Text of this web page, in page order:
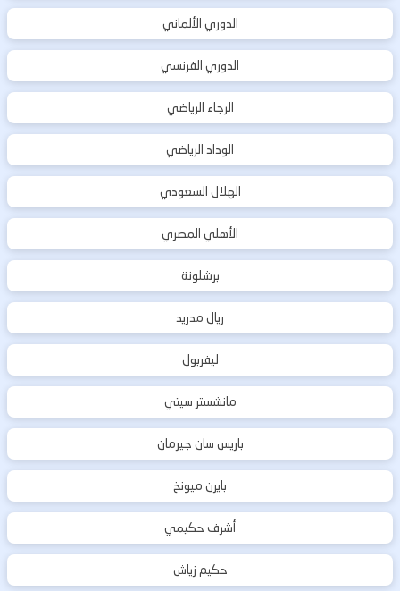
الدوري الألماني
الدوري الفرنسي
الرجاء الرياضي
الوداد الرياضي
الهلال السعودي
الأهلي المصري
برشلونة
ريال مدريد
ليفربول
مانشستر سيتي
باريس سان جيرمان
بايرن ميونخ
أشرف حكيمي
حكيم زياش